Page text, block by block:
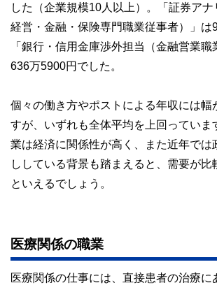
した（企業規模10人以上）。「証券ア
経営・金融・保険専門職業従事者）」は
「銀行・信用金庫渉外担当（金融営業職
636万5900円でした。
個々の働き方やポストによる年収には幅
すが、いずれも全体平均を上回っていま
業は経済に関係性が高く、また近年では
ししている背景も踏まえると、需要が比
といえるでしょう。
医療関係の職業
医療関係の仕事には、直接患者の治療に